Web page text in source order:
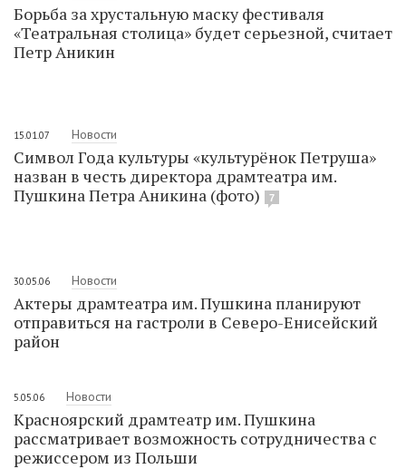
Борьба за хрустальную маску фестиваля
«Театральная столица» будет серьезной, считает
Петр Аникин
15.01.07 Новости
Символ Года культуры «культурёнок Петруша»
назван в честь директора драмтеатра им.
Пушкина Петра Аникина (фото)
7
30.05.06 Новости
Актеры драмтеатра им. Пушкина планируют
отправиться на гастроли в Северо-Енисейский
район
5.05.06 Новости
Красноярский драмтеатр им. Пушкина
рассматривает возможность сотрудничества с
режиссером из Польши